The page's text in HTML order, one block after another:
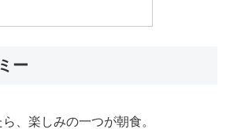
ー
、楽しみの一つが朝食。